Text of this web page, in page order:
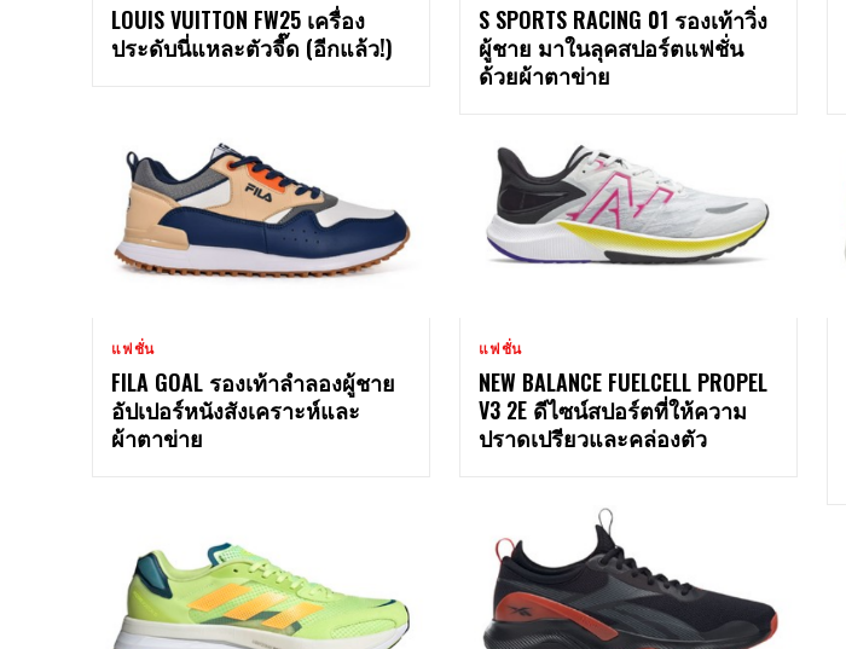
LOUIS VUITTON FW25 เครื่อง
ประดับนี่แหละตัวจี๊ด (อีกแล้ว!)
S SPORTS RACING 01 รองเท้าวิ่ง
ผู้ชาย มาในลุคสปอร์ตแฟชั่น
ด้วยผ้าตาข่าย
แฟชั่น
FILA GOAL รองเท้าลำลองผู้ชาย
อัปเปอร์หนังสังเคราะห์และ
ผ้าตาข่าย
แฟชั่น
NEW BALANCE FUELCELL PROPEL
V3 2E ดีไซน์สปอร์ตที่ให้ความ
ปราดเปรียวและคล่องตัว